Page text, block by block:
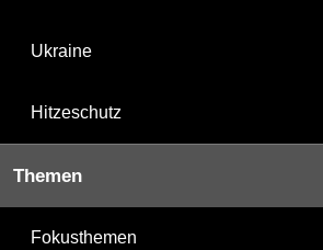
Ukraine
Hitzeschutz
Themen
Fokusthemen